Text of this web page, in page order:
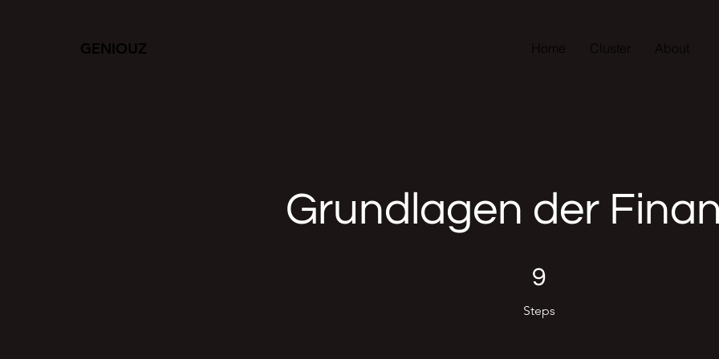
GENIOUZ Home Cluster About
Grundlagen der
9
Steps